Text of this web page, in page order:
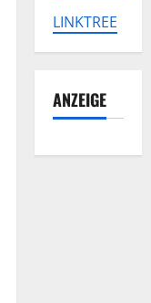
LINKTREE
ANZEIGE